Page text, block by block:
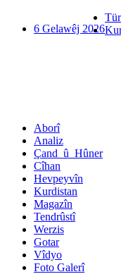
6 Gelawêj 2026
Aborî
Analiz
Çand_û_Hûner
Cîhan
Hevpeyvîn
Kurdistan
Magazîn
Tendrûstî
Werzis
Gotar
Vîdyo
Foto Galerî